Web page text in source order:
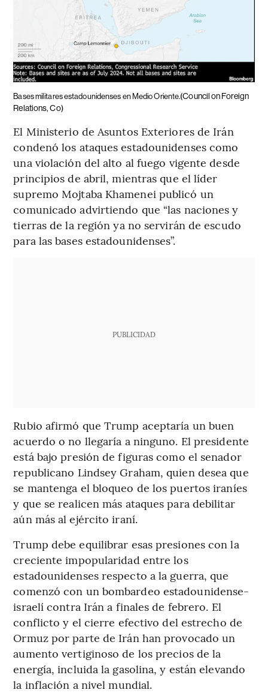
Bases militares estadounidenses en Medio Oriente.(Council on Foreign
Relations, Co)
El Ministerio de Asuntos Exteriores de Irán
condenó los ataques estadounidenses como
una violación del alto al fuego vigente desde
principios de abril, mientras que el líder
supremo Mojtaba Khamenei publicó un
comunicado advirtiendo que “las naciones y
tierras de la región ya no servirán de escudo
para las bases estadounidenses”.
PUBLICIDAD
Rubio afirmó que Trump aceptaría un buen
acuerdo o no llegaría a ninguno. El presidente
está bajo presión de figuras como el senador
republicano Lindsey Graham, quien desea que
se mantenga el bloqueo de los puertos iraníes
y que se realicen más ataques para debilitar
aún más al ejército iraní.
Trump debe equilibrar esas presiones con la
creciente impopularidad entre los
estadounidenses respecto a la guerra, que
comenzó con un bombardeo estadounidense-
israelí contra Irán a finales de febrero. El
conflicto y el cierre efectivo del estrecho de
Ormuz por parte de Irán han provocado un
aumento vertiginoso de los precios de la
energía, incluida la gasolina, y están elevando
la inflación a nivel mundial.